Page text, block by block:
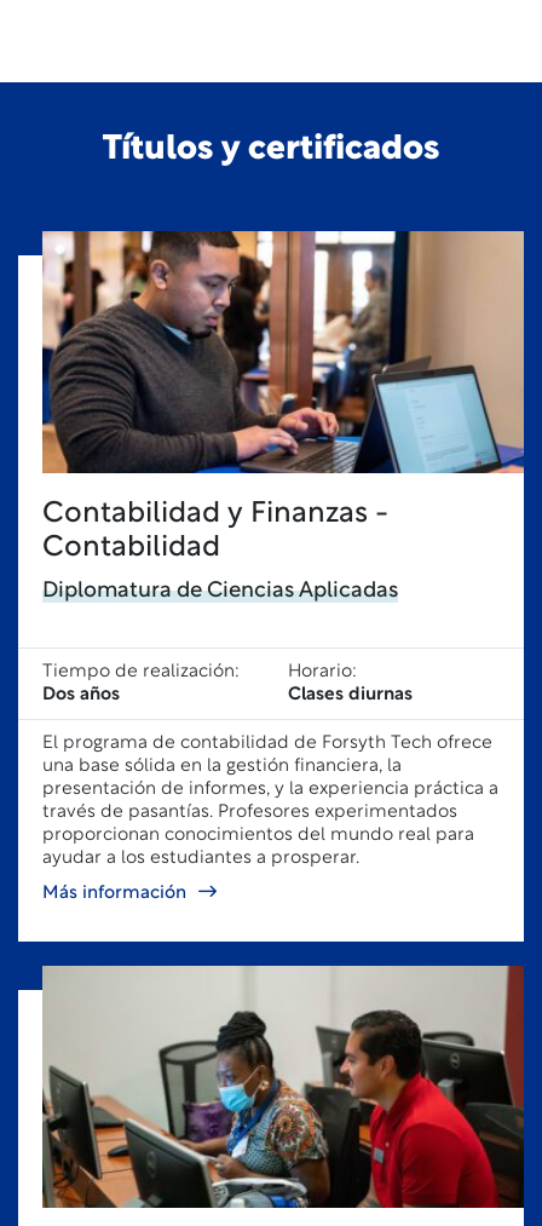
Títulos y certificados
Contabilidad y Finanzas -
Contabilidad
Diplomatura de Ciencias Aplicadas
Tiempo de realización:
Dos años
Horario:
Clases diurnas
El programa de contabilidad de Forsyth Tech ofrece
una base sólida en la gestión financiera, la
presentación de informes, y la experiencia práctica a
través de pasantías. Profesores experimentados
proporcionan conocimientos del mundo real para
ayudar a los estudiantes a prosperar.
Más información